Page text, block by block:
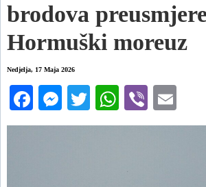
Arhiva
brodova
Hormuški moreuz
Nedjelja, 17 Maja 2026
FacebookMessenger
Twitter WhatsApp
Viber